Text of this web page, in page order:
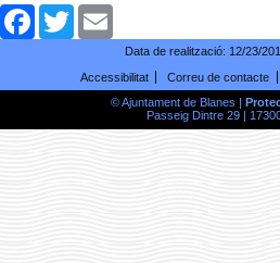
ComparteixFacebookTwitter
Data de realització: 12/23/
Accessibilitat
Correu de contacte
© Ajuntament de Blanes |
Passeig Dintre 29 |